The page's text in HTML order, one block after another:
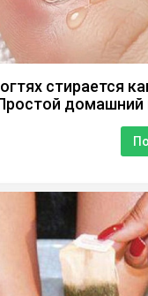
стирается
домашний